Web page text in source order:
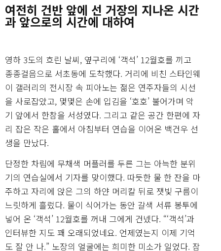
여전히 건반 앞에 선 거장의 지나온 시간
과 앞으로의 시간에 대하여
영하 3도의 흐린 날씨, 옆구리에 ‘객석’ 12월호를 끼고
종종걸음으로 서초동에 도착했다. 거리에 비친 스타인웨
이 갤러리의 전시장 속 피아노는 젊은 연주자들의 시선
을 사로잡았고, 몇몇은 손에 입김을 ‘호호’ 불어가며 악
기 앞에서 한참을 서성였다. 그리고 같은 공간 한편에 자
리 잡은 작은 홀에서 아침부터 연습을 이어온 백건우 선
생을 만났다.
단정한 차림에 무채색 머플러를 두른 그는 아늑한 분위
기의 연습실에서 기자를 맞이했다. 따듯한 물 한 잔을 마
주하고 자리에 앉은 그의 하얀 머리칼 뒤로 잿빛 구름이
느릿하게 흘렀다. 물이 식어가는 동안 갈색 서류 봉투에
넣어 온 ‘객석’ 12월호를 꺼내 그에게 건넸다. “‘객석’과
인터뷰한 지도 꽤 오래되었네요. 언제였는지 이제 기억
도 잘 안 나.” 노장의 얼굴에는 희미한 미소가 일었다. 잠